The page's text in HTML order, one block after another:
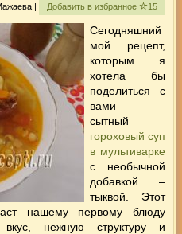
| Добавить в избранное 15
Сегодняшний
мой рецепт,
которым я
хотела бы
поделиться с
вами –
сытный
гороховый суп
в мультиварке
с необычной
добавкой –
тыквой. Этот
нашему первому блюду
нежную структуру и